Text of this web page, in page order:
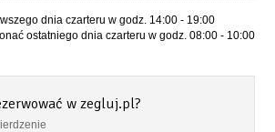
dnia czarteru w godz. 14:00 - 19:00
ostatniego dnia czarteru w godz. 08:00 - 10:00
w zegluj.pl?